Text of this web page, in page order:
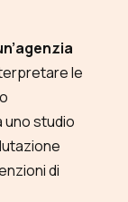
le
studio
di